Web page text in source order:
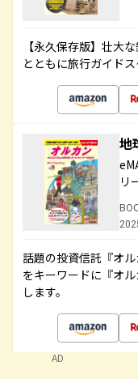
【永久保存版】壮大
とともに旅行ガイド
地
リ
話題の投資信託『オ
をキーワードに『オ
します。
AD